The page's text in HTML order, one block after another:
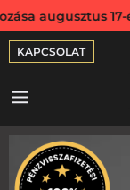
KAPCSOLAT